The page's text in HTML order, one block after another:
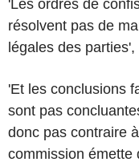
'Les ordres de
résolvent pas de
légales des
'Et les conclusions
sont pas
donc pas contraire
commission émette